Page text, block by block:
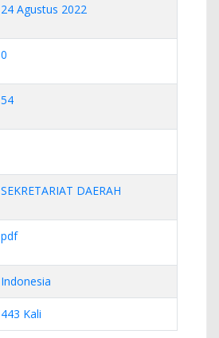
24 Agustus 2022
0
54
SEKRETARIAT DAERAH
pdf
Indonesia
443 Kali